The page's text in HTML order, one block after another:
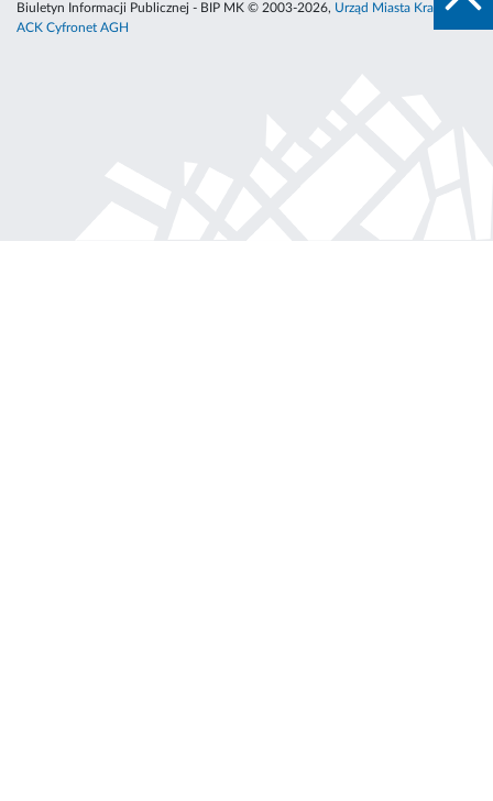
Biuletyn Informacji Publicznej - BIP MK © 2003-2026, Urząd Miasta Krakowa
ACK Cyfronet AGH